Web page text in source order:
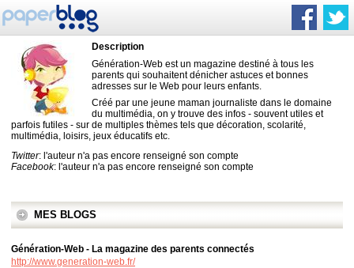
Description
Génération-Web est un magazine destiné à tous les
parents qui souhaitent dénicher astuces et bonnes
adresses sur le Web pour leurs enfants.
Créé par une jeune maman journaliste dans le domaine
du multimédia, on y trouve des infos - souvent utiles et
parfois futiles - sur de multiples thèmes tels que décoration, scolarité,
multimédia, loisirs, jeux éducatifs etc.
Twitter: l'auteur n'a pas encore renseigné son compte
Facebook: l'auteur n'a pas encore renseigné son compte
MES BLOGS
Génération-Web - La magazine des parents connectés
http://www.generation-web.fr/